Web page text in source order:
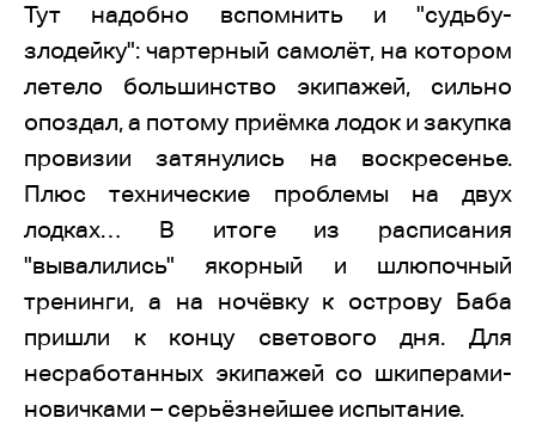
Тут надобно вспомнить и "судьбу-
злодейку": чартерный самолёт, на котором
летело большинство экипажей, сильно
опоздал, а потому приёмка лодок и закупка
провизии затянулись на воскресенье.
Плюс технические проблемы на двух
лодках… В итоге из расписания
"вывалились" якорный и шлюпочный
тренинги, а на ночёвку к острову Баба
пришли к концу светового дня. Для
несработанных экипажей со шкиперами-
новичками – серьёзнейшее испытание.